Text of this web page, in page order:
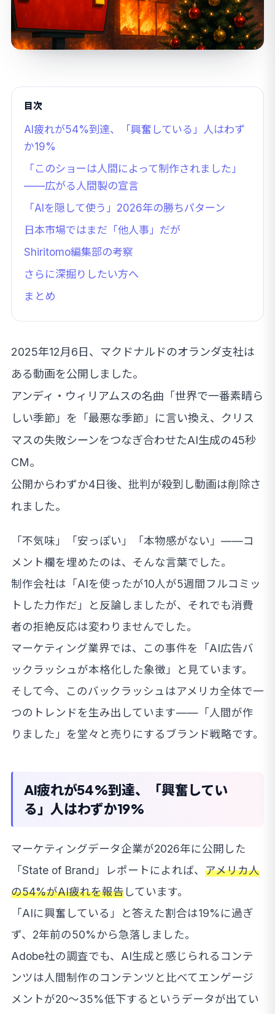
目次
AI疲れが54%到達、「興奮している」人はわず
か19%
「このショーは人間によって制作されました」
——広がる人間製の宣言
「AIを隠して使う」2026年の勝ちパターン
日本市場ではまだ「他人事」だが
Shiritomo編集部の考察
さらに深掘りしたい方へ
まとめ
2025年12月6日、マクドナルドのオランダ支社は
ある動画を公開しました。
アンディ・ウィリアムスの名曲「世界で一番素晴ら
しい季節」を「最悪な季節」に言い換え、クリス
マスの失敗シーンをつなぎ合わせたAI生成の45秒
CM。
公開からわずか4日後、批判が殺到し動画は削除さ
れました。
「不気味」「安っぽい」「本物感がない」——コ
メント欄を埋めたのは、そんな言葉でした。
制作会社は「AIを使ったが10人が5週間フルコミッ
トした力作だ」と反論しましたが、それでも消費
者の拒絶反応は変わりませんでした。
マーケティング業界では、この事件を「AI広告バ
ックラッシュが本格化した象徴」と見ています。
そして今、このバックラッシュはアメリカ全体で一
つのトレンドを生み出しています——「人間が作
りました」を堂々と売りにするブランド戦略です。
AI疲れが54%到達、「興奮してい
る」人はわずか19%
マーケティングデータ企業が2026年に公開した
「State of Brand」レポートによれば、 アメリカ人
の54%がAI疲れを報告しています。
「AIに興奮している」と答えた割合は19%に過ぎ
ず、2年前の50%から急落しました。
Adobe社の調査でも、AI生成と感じられるコンテ
ンツは人間制作のコンテンツと比べてエンゲージ
メントが20〜35%低下するというデータが出てい